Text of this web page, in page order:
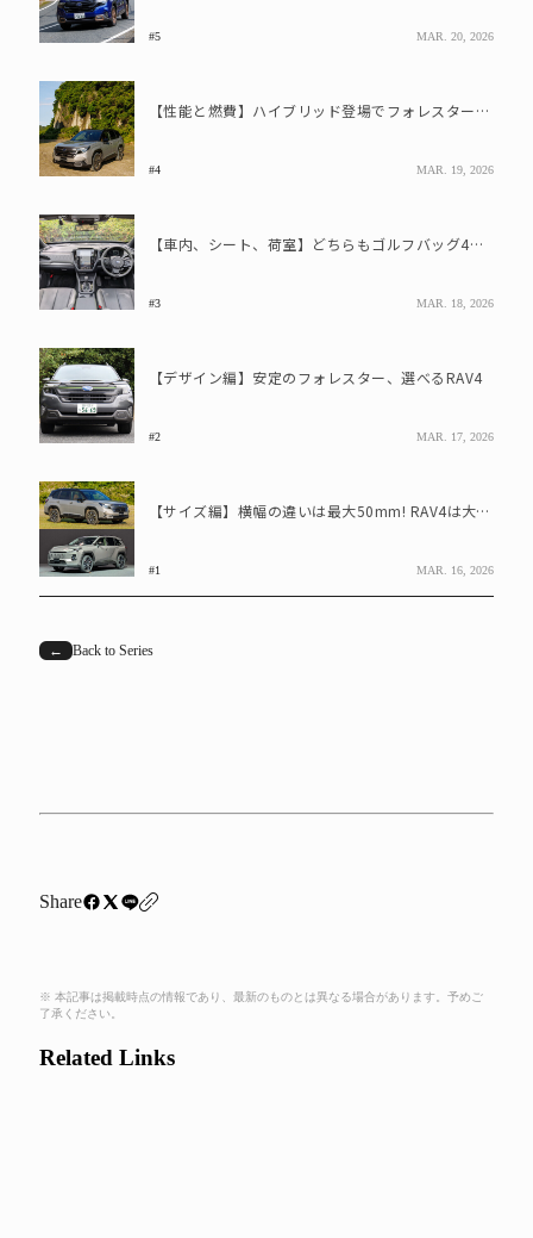
#5 MAR. 20, 2026
【性能と燃費】ハイブリッド登場でフォレスターが急追もRAV4は盤石?
#4 MAR. 19, 2026
【車内、シート、荷室】どちらもゴルフバッグ4つを積載可能! 違いは?
#3 MAR. 18, 2026
【デザイン編】安定のフォレスター、選べるRAV4
#2 MAR. 17, 2026
【サイズ編】横幅の違いは最大50mm! RAV4は大きく感じる?
#1 MAR. 16, 2026
← Back to Series
Share
※ 本記事は掲載時点の情報であり、最新のものとは異なる場合があります。予めご
了承ください。
Related Links